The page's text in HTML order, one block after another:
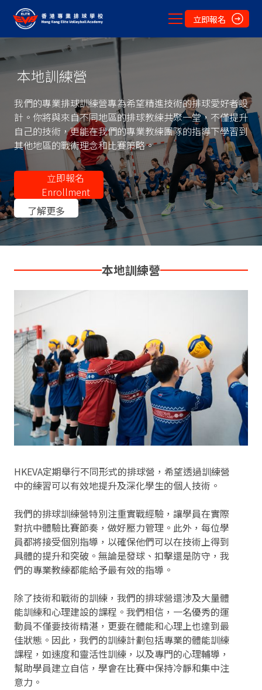
立即報名
本地訓練營
我們的專業排球訓練營專為希望精進技術的排球愛好者設
計。你將與來自不同地區的排球教練共聚一堂，不僅提升
自己的技術，更能在我們的專業教練團隊的指導下學習到
其他地區的戰術理念和比賽策略。
立即報名
Enrollment
了解更多
本地訓練營
HKEVA定期舉行不同形式的排球營，希望透過訓練營
中的練習可以有效地提升及深化學生的個人技術。
我們的排球訓練營特別注重實戰經驗，讓學員在實際
對抗中體驗比賽節奏，做好壓力管理。此外，每位學
員都將接受個別指導，以確保他們可以在技術上得到
具體的提升和突破。無論是發球、扣擊還是防守，我
們的專業教練都能給予最有效的指導。
除了技術和戰術的訓練，我們的排球營還涉及大量體
能訓練和心理建設的課程。我們相信，一名優秀的運
動員不僅要技術精湛，更要在體能和心理上也達到最
佳狀態。因此，我們的訓練計劃包括專業的體能訓練
課程，如速度和靈活性訓練，以及專門的心理輔導，
幫助學員建立自信，學會在比賽中保持冷靜和集中注
意力。